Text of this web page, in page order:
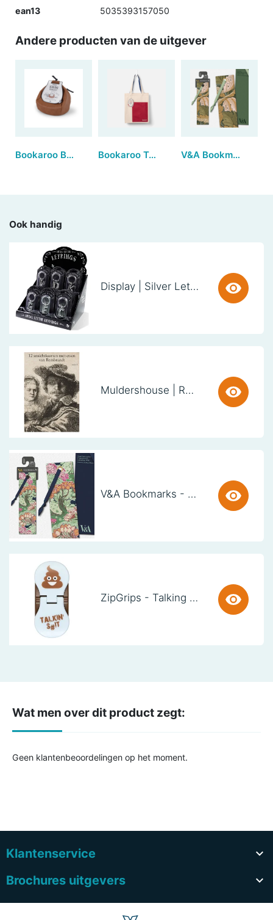
ean13 5035393157050
Andere producten van de uitgever
Bookaroo Bean Bag Reading Rest - Brown Bookaroo Tote Bag - Dark Red & Navy V&A Bookmarks - Acanthus (set van 3)
Ook handig
Display | Silver Letter Keyring (38 stuks)
Muldershouse | Rembrandt
V&A Bookmarks - Art Nouveau Trees (set van 3)
ZipGrips - Talking SH!t
Wat men over dit product zegt:
Geen klantenbeoordelingen op het moment.
Klantenservice

Brochures uitgevers
